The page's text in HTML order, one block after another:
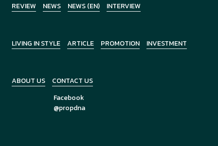
REVIEW NEWS NEWS (EN) INTERVIEW
LIVING IN STYLE ARTICLE PROMOTION INVESTMENT
ABOUT US
CONTACT US
Facebook
@propdna